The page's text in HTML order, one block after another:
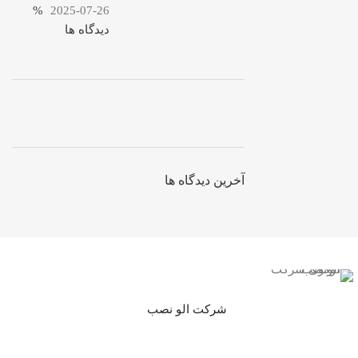
2025-07-26
%
دیدگاه ها
آخرین دیدگاه ها
شرکت الو نصب